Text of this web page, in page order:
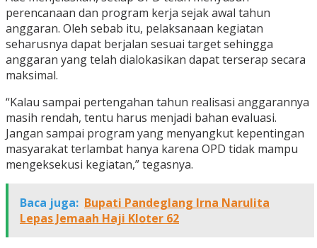
perencanaan dan program kerja sejak awal tahun
anggaran. Oleh sebab itu, pelaksanaan kegiatan
seharusnya dapat berjalan sesuai target sehingga
anggaran yang telah dialokasikan dapat terserap secara
maksimal.
“Kalau sampai pertengahan tahun realisasi anggarannya
masih rendah, tentu harus menjadi bahan evaluasi.
Jangan sampai program yang menyangkut kepentingan
masyarakat terlambat hanya karena OPD tidak mampu
mengeksekusi kegiatan,” tegasnya.
Baca juga: Bupati Pandeglang Irna Narulita
Lepas Jemaah Haji Kloter 62